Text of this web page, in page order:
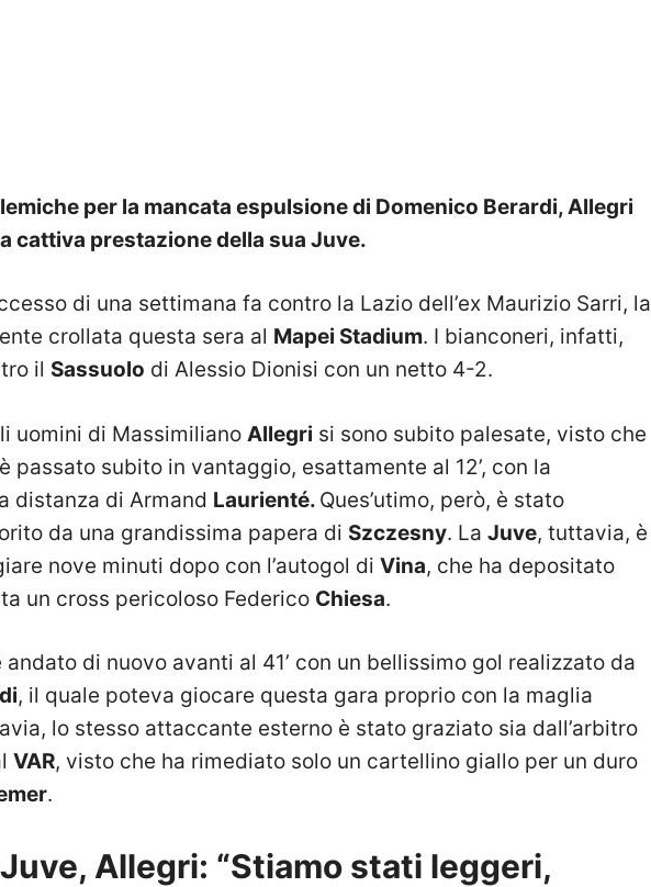
per la mancata espulsione di Domenico Berardi, Allegri
cattiva prestazione della sua Juve.
di una settimana fa contro la Lazio dell’ex Maurizio Sarri, la
crollata questa sera al Mapei Stadium. I bianconeri, infatti,
il Sassuolo di Alessio Dionisi con un netto 4-2.
uomini di Massimiliano Allegri si sono subito palesate, visto che
passato subito in vantaggio, esattamente al 12’, con la
distanza di Armand Laurienté. Ques’utimo, però, è stato
da una grandissima papera di Szczesny. La Juve, tuttavia, è
nove minuti dopo con l’autogol di Vina, che ha depositato
un cross pericoloso Federico Chiesa.
andato di nuovo avanti al 41’ con un bellissimo gol realizzato da
, il quale poteva giocare questa gara proprio con la maglia
lo stesso attaccante esterno è stato graziato sia dall’arbitro
VAR, visto che ha rimediato solo un cartellino giallo per un duro
.
Allegri: “Stiamo stati leggeri,